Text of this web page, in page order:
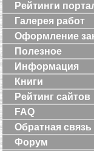
Рейтинги
Галерея работ
Оформление
Полезное
Информация
Книги
Рейтинг сайтов
FAQ
Обратная связь
Форум